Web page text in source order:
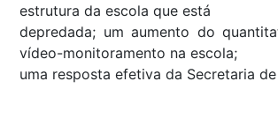
estrutura da escola que está
depredada; um aumento do
vídeo-monitoramento na escola;
uma resposta efetiva da Secretaria